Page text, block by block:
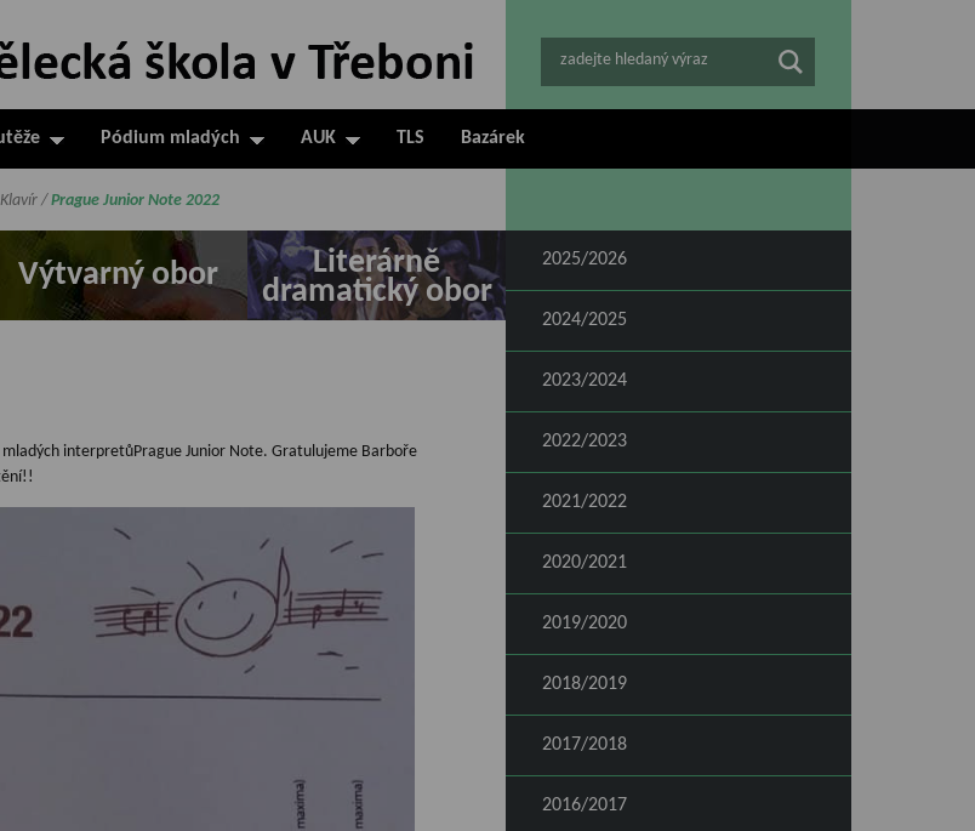
zadejte hledaný výraz
Pódium mladých AUK TLS Bazárek
Výtvarný obor
Literárně
dramatický obor
Klavír / Prague Junior Note 2022
interpretůPrague Junior Note. Gratulujeme Barboře
2025/2026
2024/2025
2023/2024
2022/2023
2021/2022
2020/2021
2019/2020
2018/2019
2017/2018
2016/2017